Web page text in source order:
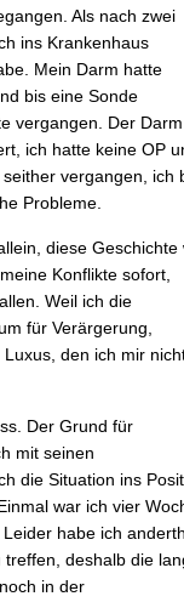
Als nach zwei
ins Krankenhaus
Mein Darm hatte
bis eine Sonde
vergangen. Der
ich hatte keine OP
vergangen, ich
Probleme.
diese Geschichte
Konflikte sofort,
Weil ich die
für Verärgerung,
den ich mir
Der Grund für
mit seinen
die Situation ins
war ich vier
habe ich
deshalb die
in der